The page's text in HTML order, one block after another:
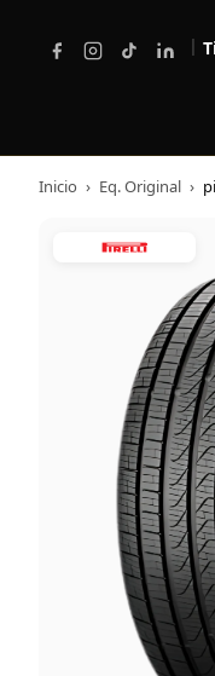
|
Inicio › Eq. Original ›